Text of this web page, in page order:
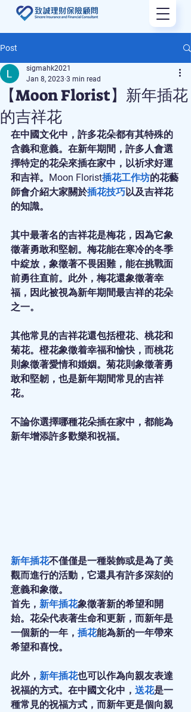
Post
【Moon Florist】新年插花
的吉祥花
sigmahk2021
Jan 8, 2023 3 min read
在中國文化中，許多花朵都有其特殊的
含義和意義。在新年期間，許多人會選
擇特定的花朵來插在家中，以祈求好運
和吉祥。Moon Florist插花工作坊的花藝
師會介紹大家關於插花技巧以及吉祥花
的知識。
其中最著名的吉祥花是梅花，因為它象
徵著勇敢和堅韌。梅花能在寒冷的冬季
中綻放，象徵著不畏困難，能在挑戰面
前勇往直前。此外，梅花還象徵著幸
福，因此被視為新年期間最吉祥的花朵
之一。
其他常見的吉祥花還包括橙花、桃花和
菊花。橙花象徵着幸福和愉快，而桃花
則象徵著愛情和婚姻。菊花則象徵著勇
敢和堅韌，也是新年期間常見的吉祥
花。
不論你選擇哪種花朵插在家中，都能為
新年增添許多歡樂和祝福。
新年插花不僅僅是一種裝飾或是為了美
觀而進行的活動，它還具有許多深刻的
意義和象徵。
首先， 新年插花象徵著新的希望和開
始。花朵代表著生命和更新，而新年是
一個新的一年， 插花能為新的一年帶來
希望和喜悅。
此外， 新年插花也可以作為向親友表達
祝福的方式。在中國文化中， 送花是一
種常見的祝福方式，而新年更是個向親